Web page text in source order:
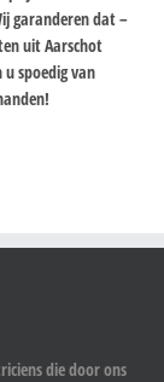
garanderen dat –
uit Aarschot
spoedig van
die door ons